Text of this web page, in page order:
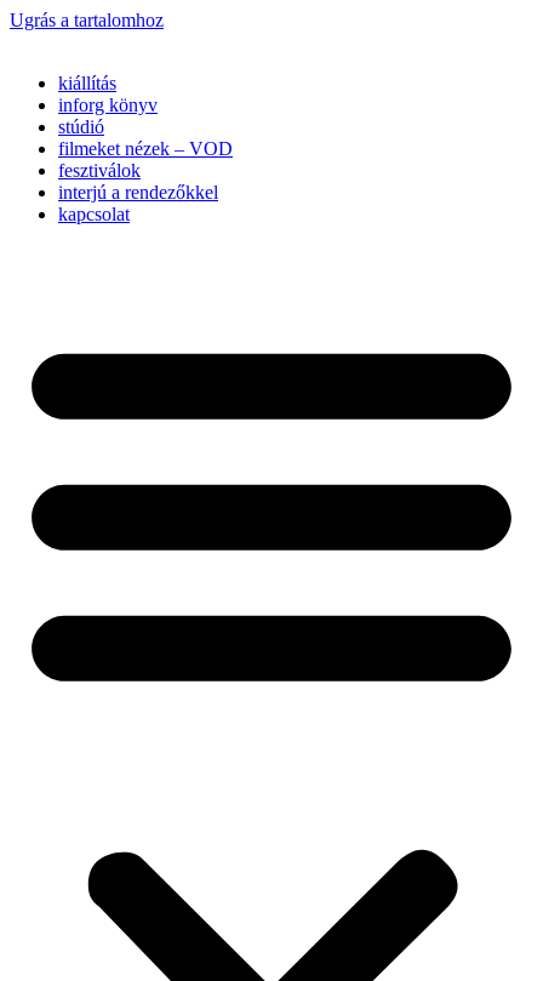
Ugrás a tartalomhoz
kiállítás
inforg könyv
stúdió
filmeket nézek – VOD
fesztiválok
interjú a rendezőkkel
kapcsolat